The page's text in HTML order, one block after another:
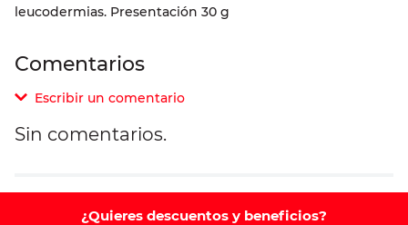
leucodermias. Presentación 30 g
Comentarios
Escribir un comentario
Comentario
Sin comentarios.
¿Quieres descuentos y beneficios?